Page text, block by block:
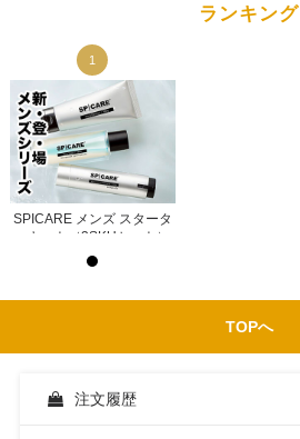
ランキング
1
SPICARE メンズ スタータ
ーキット（3SKUセット）
ログイン後サロン価格を表示
TOPへ
注文履歴